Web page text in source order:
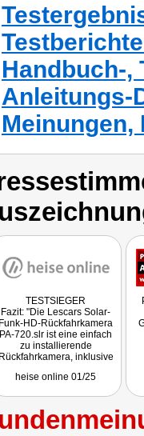
Handbuch-,
Anleitungs-
TESTSIEGER
Fazit: "Die Lescars Solar-
Funk-HD-Rückfahrkamera
PA-720.slr ist eine einfach
zu installierende
Rückfahrkamera, inklusive
Einrichtung ist schnell
Fahrzeug noch keine
Kameras und Sensoren
heise online 01/25